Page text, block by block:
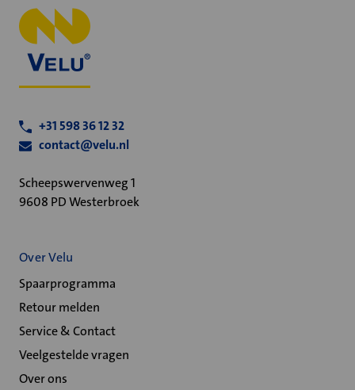
+31 598 36 12 32
contact@velu.nl
Scheepswervenweg 1
9608 PD Westerbroek
Over Velu
Spaarprogramma
Retour melden
Service & Contact
Veelgestelde vragen
Over ons